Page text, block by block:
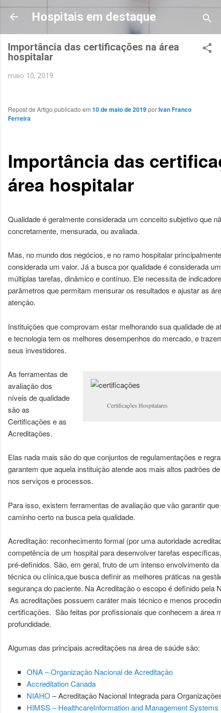
Pular para o conteúdo principal
Hospitais em destaque
Importância das certificações na área
hospitalar
maio 10, 2019
Importância das
área hospitalar
Repost de Artigo publicado em 10 de maio de 2019porIvan Franco
Ferreira
Qualidade é geralmente considerada um conceito subjetivo que
concretamente, mensurada, ou avaliada.
Mas, no mundo dos negócios, e no ramo hospitalar
considerada um valor. Já a busca por qualidade é considerada
múltiplas tarefas, dinâmico e contínuo. Ele necessita de
parâmetros que permitam mensurar os resultados e ajustar as
atenção.
Instituições que comprovam estar melhorando sua qualidade de
e tecnologia tem os melhores desempenhos do mercado, e
seus investidores.
Certificações Hospitalares
As ferramentas de
avaliação dos
níveis de qualidade
são as
Certificações e as
Acreditações.
Elas nada mais são do que conjuntos de regulamentações e
garantem que aquela instituição atende aos mais altos padrões
nos serviços e processos.
Para isso, existem ferramentas de avaliação que vão garantir
caminho certo na busca pela qualidade.
Acreditação: reconhecimento formal (por uma autoridade
competência de um hospital para desenvolver tarefas
pré-definidos. São, em geral, fruto de um intenso envolvimento
técnica ou clínica,que busca definir as melhores práticas na
segurança do paciente. Na Acreditação o escopo é definido pela
As acreditações possuem caráter mais técnico e menos
certificações. São feitas por profissionais que conhecem a área
profundidade.
Algumas das principais acreditações na área de saúde são:
ONA – Organização Nacional de Acreditação
Accreditation Canada
NIAHO – Acreditação Nacional Integrada para
HIMSS – HealthcareInformation and Management Systems